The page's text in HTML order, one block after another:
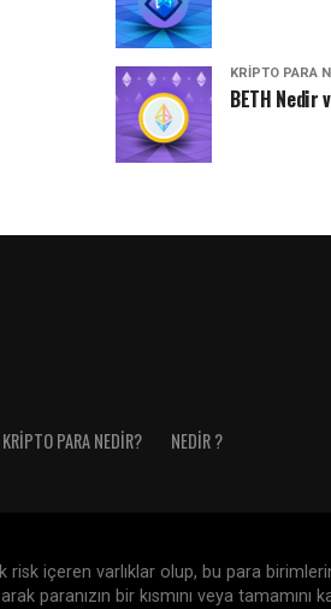
KRIPTO PARA
BETH Nedir
KRIPTO PARA NEDIR? NEDIR ?
içeren varlıklar olup, bu para
paranızın bir kısmını veya tamamını